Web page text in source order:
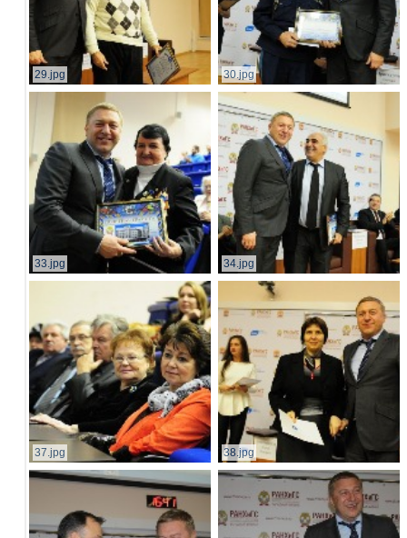
29.jpg 30.jpg
33.jpg 34.jpg
37.jpg 38.jpg